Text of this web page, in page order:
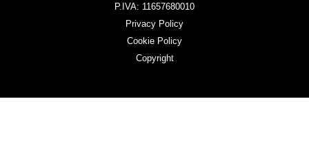
P.IVA: 11657680010
Privacy Policy
Cookie Policy
Copyright